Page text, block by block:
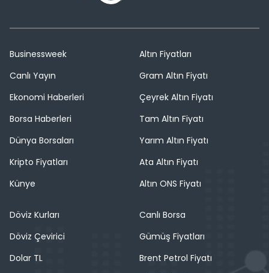
Businessweek
Canlı Yayın
Ekonomi Haberleri
Borsa Haberleri
Dünya Borsaları
Kripto Fiyatları
Künye
Altın Fiyatları
Gram Altın Fiyatı
Çeyrek Altın Fiyatı
Tam Altın Fiyatı
Yarım Altın Fiyatı
Ata Altın Fiyatı
Altın ONS Fiyatı
Döviz Kurları
Döviz Çevirici
Dolar TL
Canlı Borsa
Gümüş Fiyatları
Brent Petrol Fiyatı